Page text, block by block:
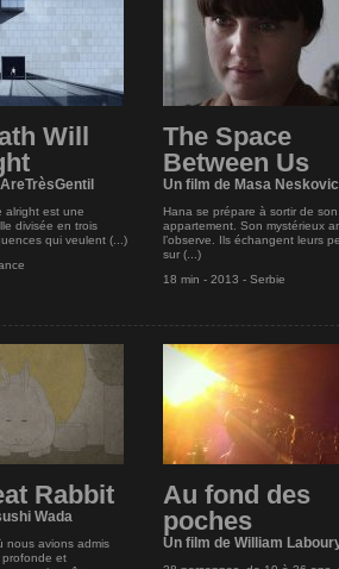
Will
alright est une
divisée en trois
qui veulent (...)
The Space
Between Us
Un film de Masa Neskovic
Hana se prépare à sortir de son
appartement. Son mystérieux
l’observe. Ils échangent leurs
sur (...)
18 min - 2013 - Serbie
Rabbit
Wada
nous avions admis
et
Au fond des
poches
Un film de William